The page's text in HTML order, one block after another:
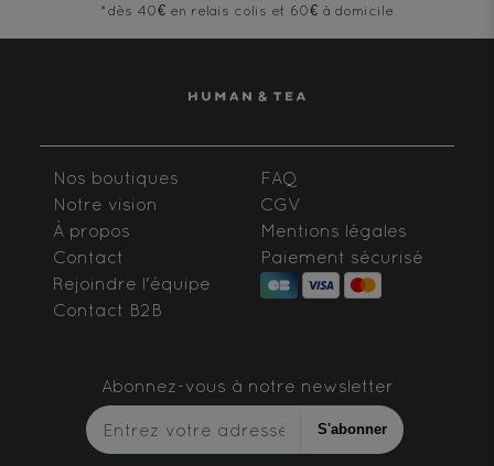
*dès 40€ en relais colis et 60€ à domicile
Nos boutiques
Notre vision
À propos
Contact
Rejoindre l'équipe
Contact B2B
FAQ
CGV
Mentions légales
Paiement sécurisé
Abonnez-vous à notre newsletter
S'abonner